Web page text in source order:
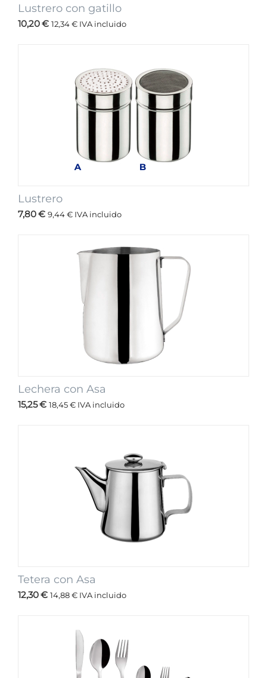
Lustrero con gatillo
10,20€ 12,34€ IVA incluido
Lustrero
7,80€ 9,44€ IVA incluido
Lechera con Asa
15,25€ 18,45€ IVA incluido
Tetera con Asa
12,30€ 14,88€ IVA incluido